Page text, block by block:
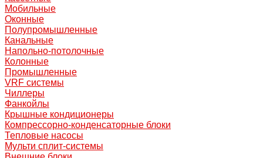
Мобильные
Оконные
Полупромышленные
Канальные
Напольно-потолочные
Колонные
Промышленные
VRF системы
Чиллеры
Фанкойлы
Крышные кондиционеры
Компрессорно-конденсаторные блоки
Тепловые насосы
Мульти сплит-системы